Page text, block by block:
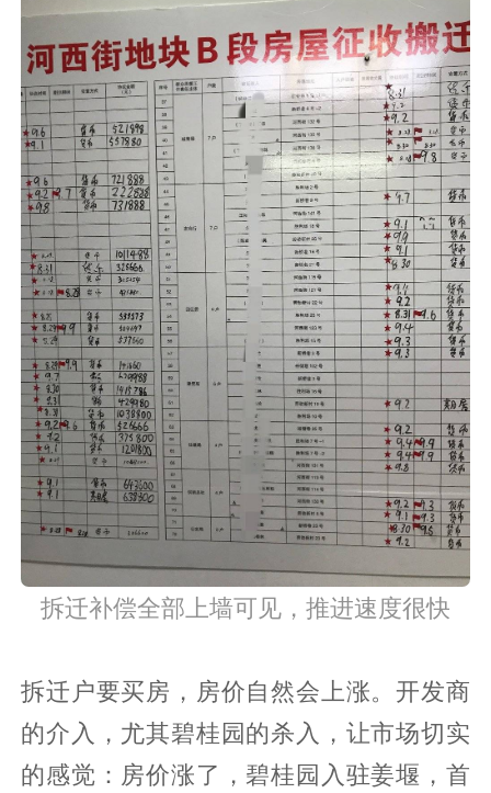
境，另外一方面接近市场价的拆迁补偿每
一户都透明公布，拆迁户随时可以看到邻
居的拆迁补偿，所以反对的声音并不多，
这也是为什么能快速推进、连续拆迁的原
因。